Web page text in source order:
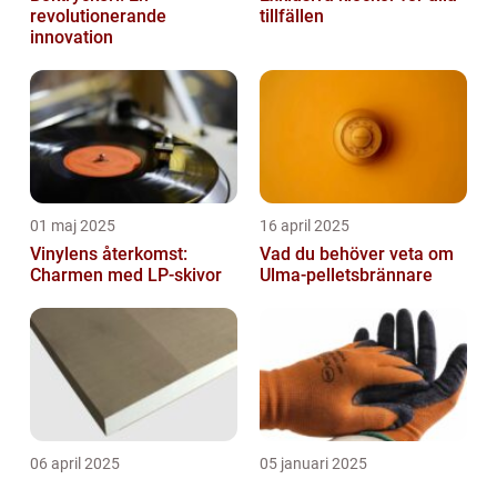
revolutionerande
innovation
tillfällen
01 maj 2025
Vinylens återkomst:
Charmen med LP-skivor
16 april 2025
Vad du behöver veta om
Ulma-pelletsbrännare
06 april 2025 05 januari 2025